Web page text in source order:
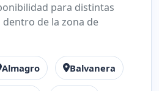
para distintas
de la zona de
Almagro Balvanera